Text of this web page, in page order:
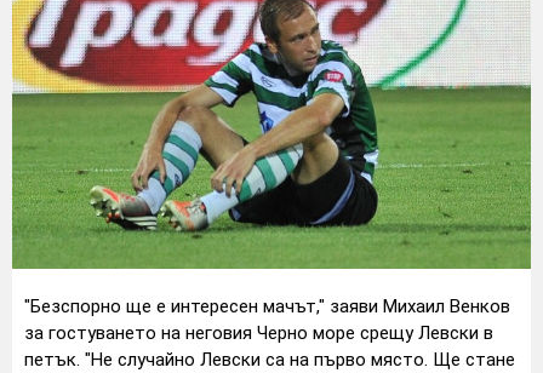
"Безспорно ще е интересен мачът," заяви Михаил Венков
за гостуването на неговия Черно море срещу Левски в
петък. "Не случайно Левски са на първо място. Ще стане